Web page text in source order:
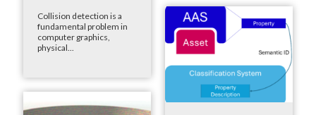
Collision detection is a
fundamental problem in
computer graphics,
physical...